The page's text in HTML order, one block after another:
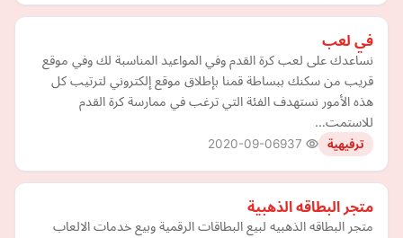
في لعب
نساعدك على لعب كرة القدم ‏وفي المواعيد المناسبة لك ‏وفي موقع
قريب من سكنك ‏ببساطة قمنا بإطلاق موقع إلكتروني لترتيب كل
هذه الأمور نستهدف الفئة التي ترغب في ممارسة كرة القدم
للاستمت…
ترفيهية 2020-09-06
متجر البطاقه الذهبية
متجر البطاقه الذهبيه لبيع البطاقات الرقمية وبيع خدمات الالعاب